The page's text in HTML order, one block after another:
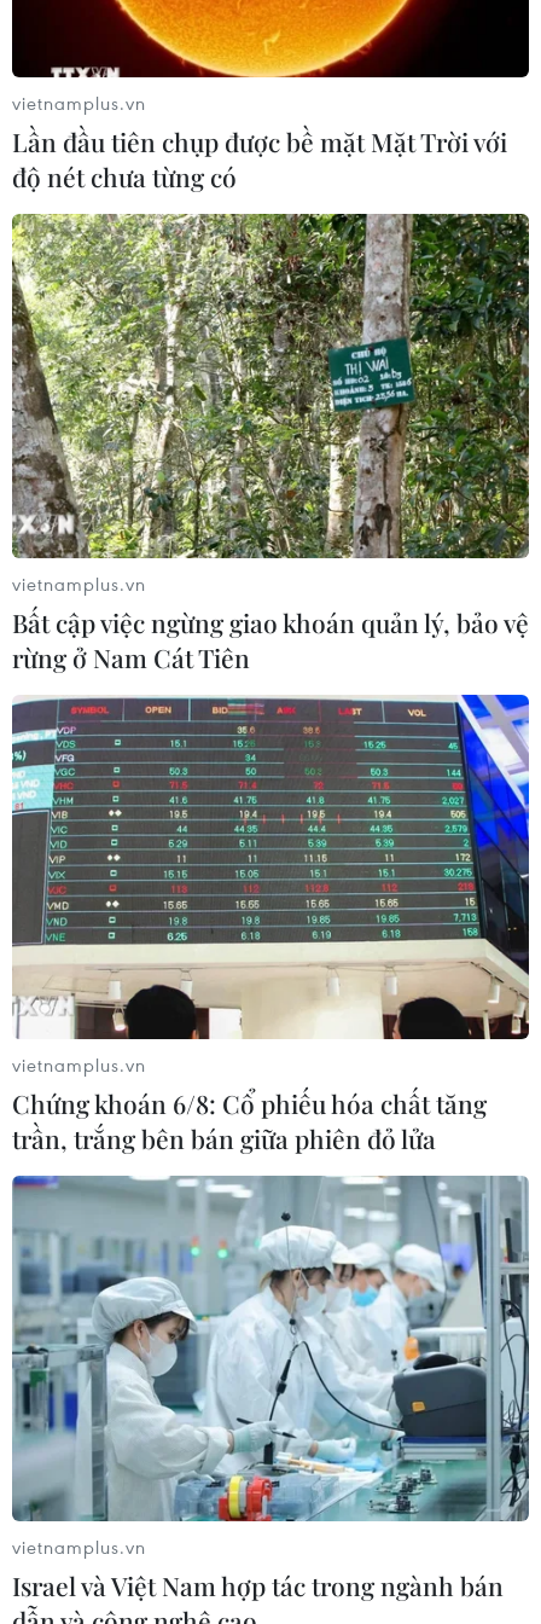
Chuyên gia Mỹ đưa ra những lưu ý với
người đã tiêm vaccine đầy đủ
21/08/2021 03:44
Tiến sỹ Scott Gottlieb kêu gọi người dân Mỹ đã được
tiêm chủng vẫn phải tiếp tục nâng cao cảnh giác với
biến thể Delta của virus SARS-CoV-2 vì bản chất của
biến thể này là rất dễ lây lan.
Mỹ cấp phép đầy đủ cho vaccine ngừa
COVID-19 của Pfizer/BioNTech
Vaccine của Pfizer/BioNTech là loại vaccine đầu tiên
được FDA cấp phép đầy đủ, trong bối cảnh các vaccine
phòng COVID-19 khác đến nay mới chỉ được cấp phép
sử dụng khẩn cấp.
vietnamplus.vn
Lần đầu tiên chụp được bề mặt Mặt Trời với
độ nét chưa từng có
vietnamplus.vn
Bất cập việc ngừng giao khoán quản lý, bảo vệ
rừng ở Nam Cát Tiên
vietnamplus.vn
Chứng khoán 6/8: Cổ phiếu hóa chất tăng
trần, trắng bên bán giữa phiên đỏ lửa
vietnamplus.vn
Israel và Việt Nam hợp tác trong ngành bán